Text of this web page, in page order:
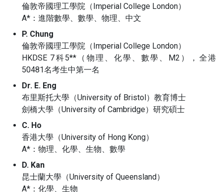
倫敦帝國理工學院（Imperial College London）
A*：進階數學、數學、物理、中文
P. Chung
倫敦帝國理工學院（Imperial College London）
HKDSE 7科5**（物理、化學、數學、M2），全港
50481名考生中第一名
Dr. E. Eng
布里斯托大學（University of Bristol）教育博士
劍橋大學（University of Cambridge）研究碩士
C. Ho
香港大學（University of Hong Kong）
A*：物理、化學、生物、數學
D. Kan
昆士蘭大學（University of Queensland）
A*：化學、生物